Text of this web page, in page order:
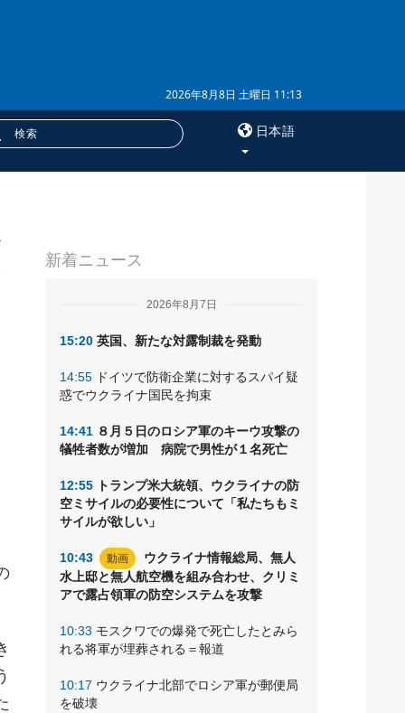
2026年8月8日 土曜日 11:13
日本語
購読
新着ニュース
2026年8月7日
15:20 英国、新たな対露制裁を発動
14:55 ドイツで防衛企業に対するスパイ疑
惑でウクライナ国民を拘束
14:41 ８月５日のロシア軍のキーウ攻撃の
犠牲者数が増加 病院で男性が１名死亡
12:55 トランプ米大統領、ウクライナの防
空ミサイルの必要性について「私たちもミ
サイルが欲しい」
10:43 動画
ウクライナ情報総局、無人
水上邸と無人航空機を組み合わせ、クリミ
アで露占領軍の防空システムを攻撃
10:33 モスクワでの爆発で死亡したとみら
れる将軍が埋葬される＝報道
10:17 ウクライナ北部でロシア軍が郵便局
を破壊